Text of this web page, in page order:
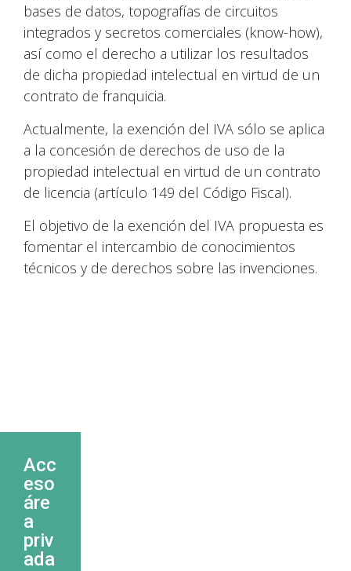
bases de datos, topografías de circuitos
integrados y secretos comerciales (know-how),
así como el derecho a utilizar los resultados
de dicha propiedad intelectual en virtud de un
contrato de franquicia.
Actualmente, la exención del IVA sólo se aplica
a la concesión de derechos de uso de la
propiedad intelectual en virtud de un contrato
de licencia (artículo 149 del Código Fiscal).
El objetivo de la exención del IVA propuesta es
fomentar el intercambio de conocimientos
técnicos y de derechos sobre las invenciones.
Acc
eso
áre
a
priv
ada